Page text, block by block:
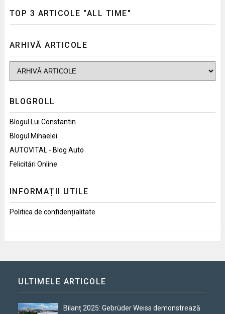
TOP 3 ARTICOLE "ALL TIME"
ARHIVĂ ARTICOLE
BLOGROLL
Blogul Lui Constantin
Blogul Mihaelei
AUTOVITAL - Blog Auto
Felicitări Online
INFORMAȚII UTILE
Politica de confidențialitate
ULTIMELE ARTICOLE
Bilanț 2025: Gebrüder Weiss demonstrează